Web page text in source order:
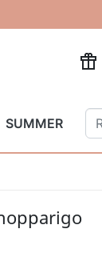
SUMMER